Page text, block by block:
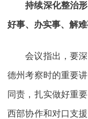
持续深化整治形
好事、办实事、解
会议指出，要深
德州考察时的重要
同责，扎实做好重
西部协作和对口支